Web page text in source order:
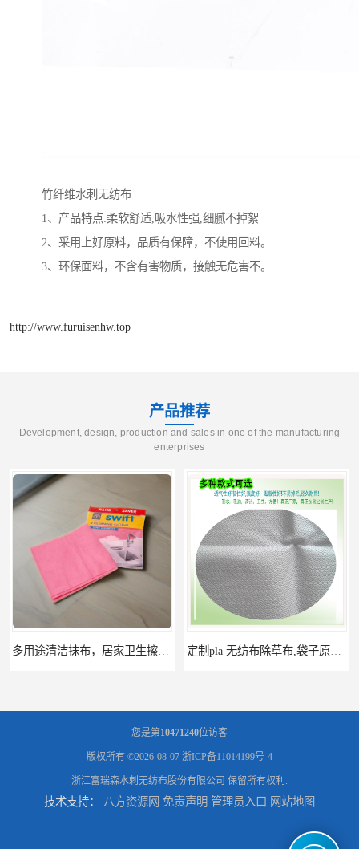
竹纤维水刺无纺布
1、产品特点:柔软舒适,吸水性强,细腻不掉絮
2、采用上好原料，品质有保障，不使用回料。
3、环保面料，不含有害物质，接触无危害不。
http://www.furuisenhw.top
产品推荐
Development, design, production and sales in one of the manufacturing
enterprises
多用途清洁抹布，居家卫生擦布，地板厨房清洁擦布及抹布卷材 定制pla 无纺布除草布,袋子原料,可降解pla无纺布,pla无纺布卷材
您是第10471240位访客
版权所有 ©2026-08-07 浙ICP备11014199号-4
浙江富瑞森水刺无纺布股份有限公司 保留所有权利.
技术支持： 八方资源网 免责声明 管理员入口 网站地图